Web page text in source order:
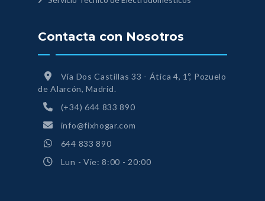
Contacta con Nosotros
Vía Dos Castillas 33 - Ática 4, 1º, Pozuelo
de Alarcón, Madrid.
(+34) 644 833 890
info@fixhogar.com
644 833 890
Lun - Vie: 8:00 - 20:00